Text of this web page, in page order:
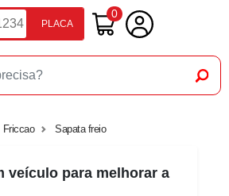
PLACA
0
Friccao Sapata freio
veículo para melhorar a